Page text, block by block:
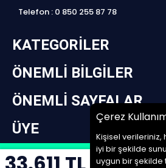
Çerez
Kişisel
iyi bir şekilde
uygun bir şekilde
Telefon : 0 850 255 87 78
KATEGORILER
ÖNEMLI BILGILER
ÖNEMLI SAYFALAR
ÜYE
design by jetpack | www.müziküssü.com |